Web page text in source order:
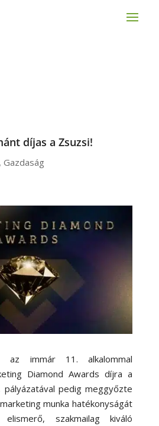
díjas a Zsuzsi!
Gazdaság
az immár 11. alkalommal
Diamond Awards díjra a
pályázatával pedig meggyőzte
munka hatékonyságát
szakmailag kiváló